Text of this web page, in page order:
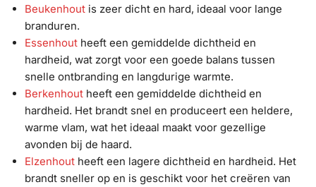
Beukenhout is zeer dicht en hard, ideaal voor lange
branduren.
Essenhout heeft een gemiddelde dichtheid en
hardheid, wat zorgt voor een goede balans tussen
snelle ontbranding en langdurige warmte.
Berkenhout heeft een gemiddelde dichtheid en
hardheid. Het brandt snel en produceert een heldere,
warme vlam, wat het ideaal maakt voor gezellige
avonden bij de haard.
Elzenhout heeft een lagere dichtheid en hardheid. Het
brandt sneller op en is geschikt voor het creëren van